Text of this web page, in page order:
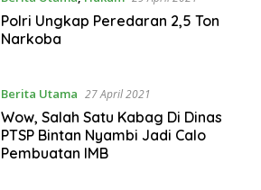
Polri Ungkap Peredaran 2,5 Ton
Narkoba
Berita Utama 27 April 2021
Wow, Salah Satu Kabag Di Dinas
PTSP Bintan Nyambi Jadi Calo
Pembuatan IMB